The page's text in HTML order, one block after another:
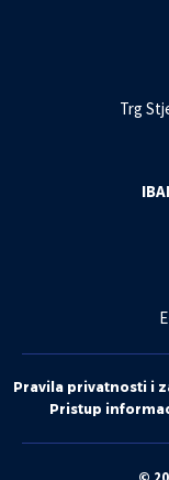
Trg
Pravila privatnosti i
Pristup